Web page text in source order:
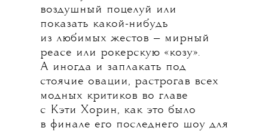
воздушный поцелуй или
показать какой-нибудь
из любимых жестов — мирный
peace или рокерскую «козу».
А иногда и заплакать под
стоячие овации, растрогав всех
модных критиков во главе
с Кэти Хорин, как это было
в финале его последнего шоу для